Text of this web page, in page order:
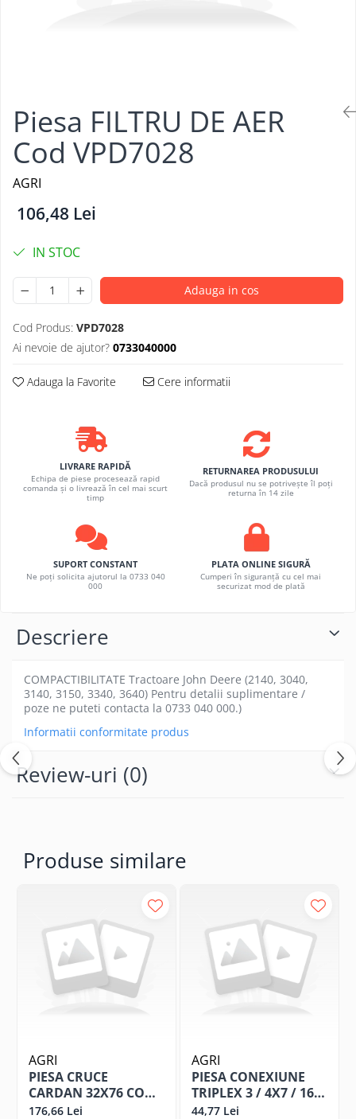
Piesa FILTRU DE AER
Cod VPD7028
AGRI
106,48 Lei
IN STOC
Adauga in cos
Cod Produs: VPD7028
Ai nevoie de ajutor? 0733040000
Adauga la Favorite Cere informatii
LIVRARE RAPIDĂ
Echipa de piese procesează rapid
comanda și o livrează în cel mai scurt
timp
RETURNAREA PRODUSULUI
Dacă produsul nu se potrivește îl poți
returna în 14 zile
SUPORT CONSTANT
Ne poți solicita ajutorul la 0733 040
000
PLATA ONLINE SIGURĂ
Cumperi în siguranță cu cel mai
securizat mod de plată
Descriere
COMPACTIBILITATE Tractoare John Deere (2140, 3040,
3140, 3150, 3340, 3640) Pentru detalii suplimentare /
poze ne puteti contacta la 0733 040 000.)
Informatii conformitate produs
Review-uri (0)
Produse similare
AGRI
PIESA CRUCE
CARDAN 32X76 COD
VTE5019
176,66 Lei
AGRI
PIESA CONEXIUNE
TRIPLEX 3 / 4X7 / 16
VT34716 COD VT34716
44,77 Lei